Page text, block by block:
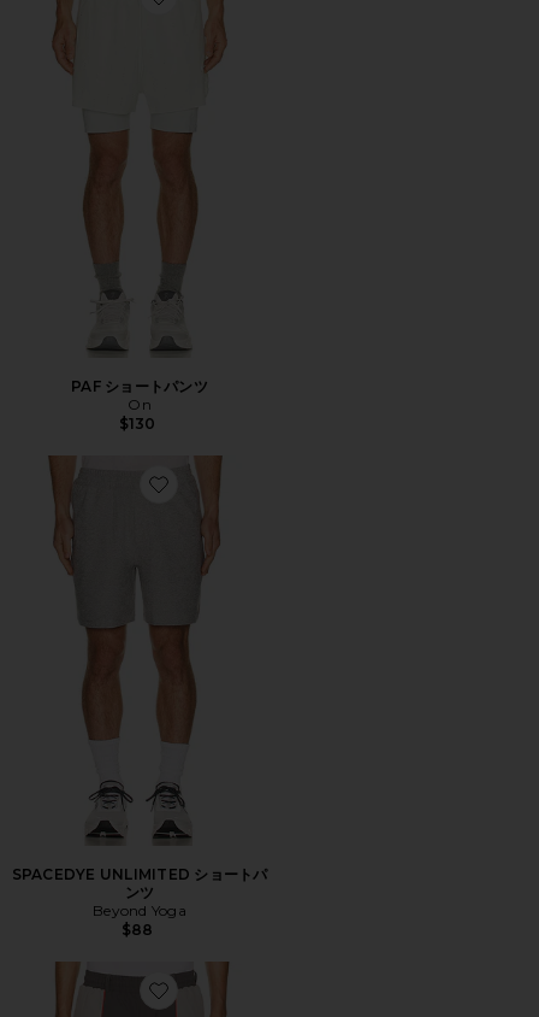
Favorite PAF ショートパンツ
PAF ショートパンツ
On
$130
Favorite SPACEDYE UNLIMITED ショートパンツ
SPACEDYE UNLIMITED ショートパ
ンツ
Beyond Yoga
$88
Favorite RANGE ショートパンツ